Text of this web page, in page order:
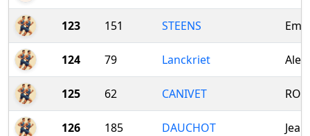
123 151 STEENS
124 79 Lanckriet Alex
125 62 CANIVET
126 185 DAUCHOT